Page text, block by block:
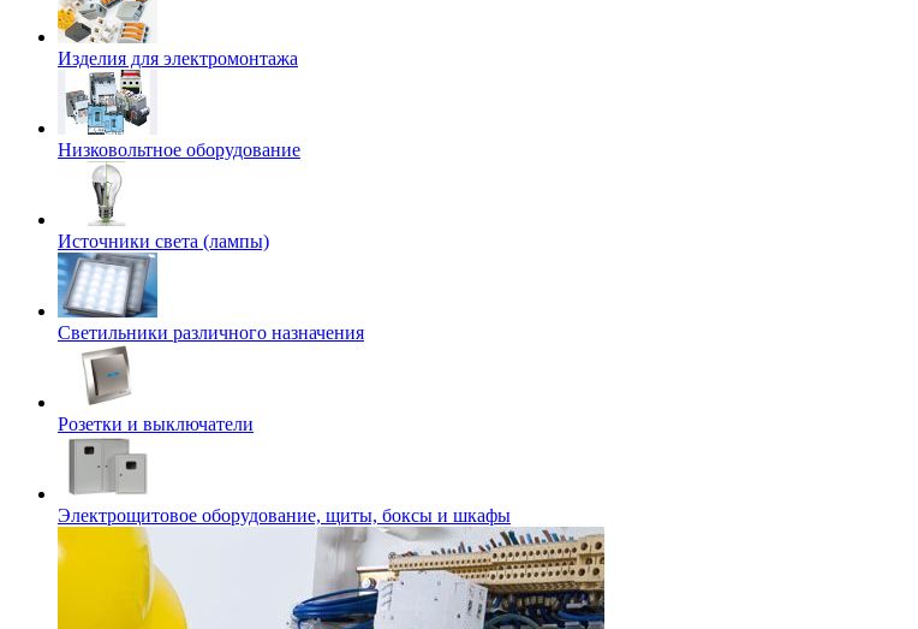
Изделия для электромонтажа
Низковольтное оборудование
Источники света (лампы)
Светильники различного назначения
Розетки и выключатели
Электрощитовое оборудование, щиты, боксы и шкафы